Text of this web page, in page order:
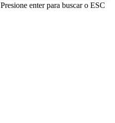
Presione enter para buscar o ESC